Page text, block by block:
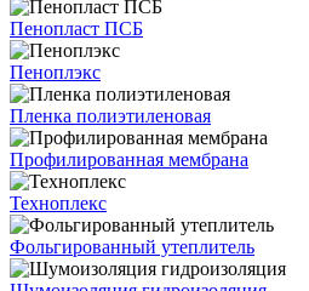
Пенопласт ПСБ
Пеноплэкс
Пленка полиэтиленовая
Профилированная мембрана
Техноплекс
Фольгированный утеплитель